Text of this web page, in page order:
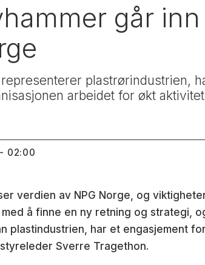
går
plastrørindustrien,
arbeidet for økt
- 02:00
verdien av NPG Norge, og
å finne en ny retning og strategi,
plastindustrien, har et engasjement
Sverre Tragethon.